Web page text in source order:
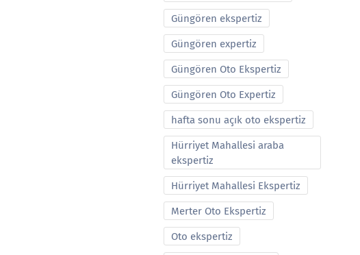
Güngören ekspertiz
Güngören expertiz
Güngören Oto Ekspertiz
Güngören Oto Expertiz
hafta sonu açık oto ekspertiz
Hürriyet Mahallesi araba
ekspertiz
Hürriyet Mahallesi Ekspertiz
Merter Oto Ekspertiz
Oto ekspertiz